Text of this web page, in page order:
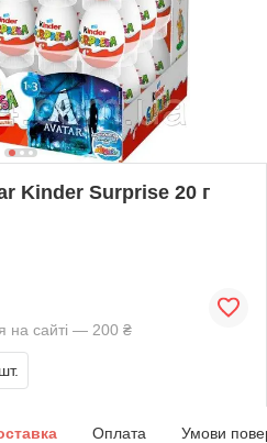
Kinder Surprise 20 г
на сайті — 200 ₴
Оплата Умови